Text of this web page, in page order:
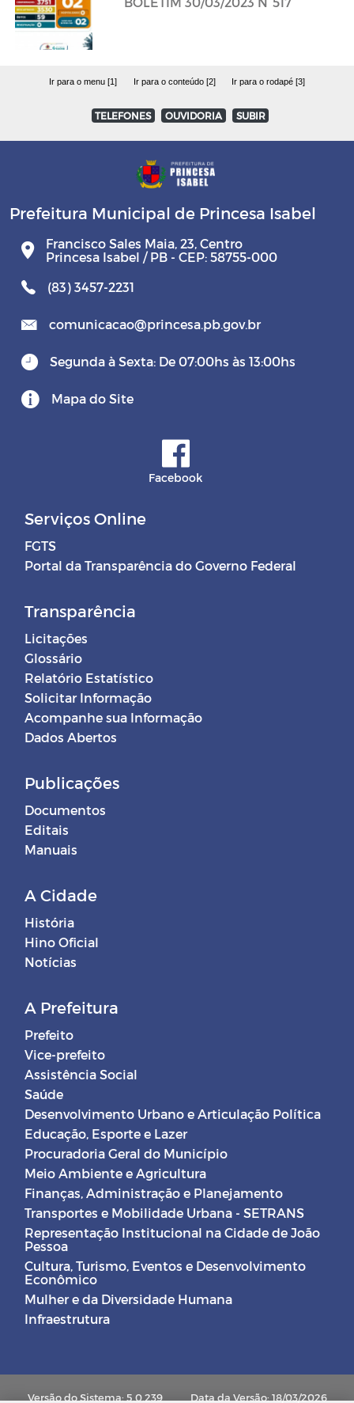
Ir para o menu [1] Ir para o conteúdo [2] Ir para o rodapé [3]
TELEFONES OUVIDORIA SUBIR
Prefeitura Municipal de Princesa Isabel
Francisco Sales Maia, 23, Centro
Princesa Isabel / PB - CEP: 58755-000
(83) 3457-2231
comunicacao@princesa.pb.gov.br
Segunda à Sexta: De 07:00hs às 13:00hs
Mapa do Site
Facebook
Serviços Online
FGTS
Portal da Transparência do Governo Federal
Transparência
Licitações
Glossário
Relatório Estatístico
Solicitar Informação
Acompanhe sua Informação
Dados Abertos
Publicações
Documentos
Editais
Manuais
A Cidade
História
Hino Oficial
Notícias
A Prefeitura
Prefeito
Vice-prefeito
Assistência Social
Saúde
Desenvolvimento Urbano e Articulação Política
Educação, Esporte e Lazer
Procuradoria Geral do Município
Meio Ambiente e Agricultura
Finanças, Administração e Planejamento
Transportes e Mobilidade Urbana - SETRANS
Representação Institucional na Cidade de João
Pessoa
Cultura, Turismo, Eventos e Desenvolvimento
Econômico
Mulher e da Diversidade Humana
Infraestrutura
Versão do Sistema: 5.0.239 Data da Versão: 18/03/2026